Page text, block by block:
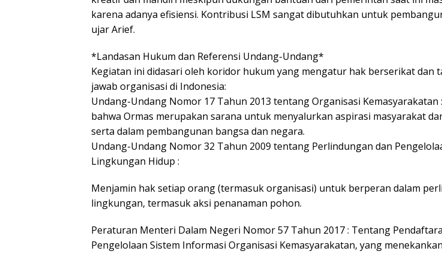
karena adanya efisiensi. Kontribusi LSM sangat dibutuhkan untuk
ujar Arief.
*Landasan Hukum dan Referensi Undang-Undang*
Kegiatan ini didasari oleh koridor hukum yang mengatur hak berserikat dan
jawab organisasi di Indonesia:
Undang-Undang Nomor 17 Tahun 2013 tentang Organisasi
bahwa Ormas merupakan sarana untuk menyalurkan aspirasi masyarakat
serta dalam pembangunan bangsa dan negara.
Undang-Undang Nomor 32 Tahun 2009 tentang Perlindungan dan
Lingkungan Hidup :
Menjamin hak setiap orang (termasuk organisasi) untuk berperan dalam
lingkungan, termasuk aksi penanaman pohon.
Peraturan Menteri Dalam Negeri Nomor 57 Tahun 2017 : Tentang
Pengelolaan Sistem Informasi Organisasi Kemasyarakatan, yang